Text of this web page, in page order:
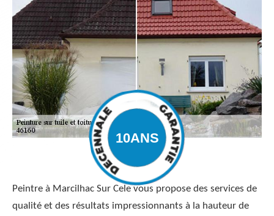
Peintre à Marcilhac Sur Cele vous propose des services de
qualité et des résultats impressionnants à la hauteur de